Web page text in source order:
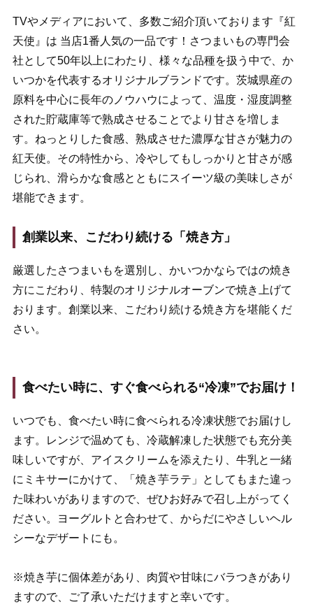
TVやメディアにおいて、多数ご紹介頂いております『紅
天使』は 当店1番人気の一品です！さつまいもの専門会
社として50年以上にわたり、様々な品種を扱う中で、か
いつかを代表するオリジナルブランドです。茨城県産の
原料を中心に長年のノウハウによって、温度・湿度調整
された貯蔵庫等で熟成させることでより甘さを増しま
す。ねっとりした食感、熟成させた濃厚な甘さが魅力の
紅天使。その特性から、冷やしてもしっかりと甘さが感
じられ、滑らかな食感とともにスイーツ級の美味しさが
堪能できます。
創業以来、こだわり続ける「焼き方」
厳選したさつまいもを選別し、かいつかならではの焼き
方にこだわり、特製のオリジナルオーブンで焼き上げて
おります。創業以来、こだわり続ける焼き方を堪能くだ
さい。
食べたい時に、すぐ食べられる“冷凍”でお届け！
いつでも、食べたい時に食べられる冷凍状態でお届けし
ます。レンジで温めても、冷蔵解凍した状態でも充分美
味しいですが、アイスクリームを添えたり、牛乳と一緒
にミキサーにかけて、「焼き芋ラテ」としてもまた違っ
た味わいがありますので、ぜひお好みで召し上がってく
ださい。ヨーグルトと合わせて、からだにやさしいヘル
シーなデザートにも。
※焼き芋に個体差があり、肉質や甘味にバラつきがあり
ますので、ご了承いただけますと幸いです。